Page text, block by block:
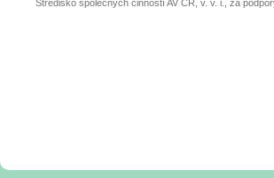
Středisko společných činností AV ČR, v. v. i., za